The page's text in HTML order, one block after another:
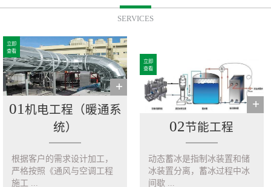
SERVICES
立即
查看
01 机电工程（暖通系
统）
根据客户的需求设计加工，
严格按照《通风与空调工程
施工 ...
立即
查看
02节能工程
动态蓄冰是指制冰装置和储
冰装置分离，蓄冰过程中冰
间歇 ...